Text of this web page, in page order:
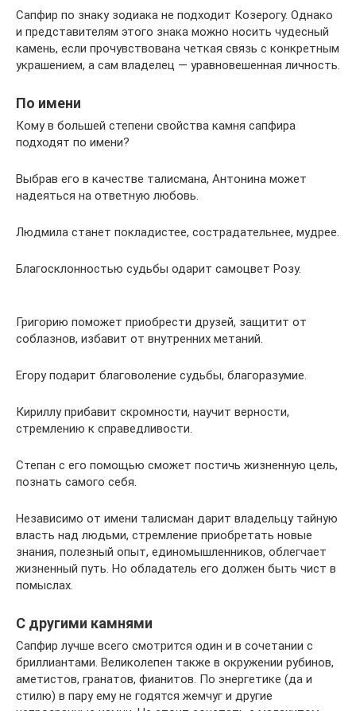
Сапфир по знаку зодиака не подходит Козерогу. Однако
и представителям этого знака можно носить чудесный
камень, если прочувствована четкая связь с конкретным
украшением, а сам владелец — уравновешенная личность.
По имени
Кому в большей степени свойства камня сапфира
подходят по имени?
Выбрав его в качестве талисмана, Антонина может
надеяться на ответную любовь.
Людмила станет покладистее, сострадательнее, мудрее.
Благосклонностью судьбы одарит самоцвет Розу.
Григорию поможет приобрести друзей, защитит от
соблазнов, избавит от внутренних метаний.
Егору подарит благоволение судьбы, благоразумие.
Кириллу прибавит скромности, научит верности,
стремлению к справедливости.
Степан с его помощью сможет постичь жизненную цель,
познать самого себя.
Независимо от имени талисман дарит владельцу тайную
власть над людьми, стремление приобретать новые
знания, полезный опыт, единомышленников, облегчает
жизненный путь. Но обладатель его должен быть чист в
помыслах.
С другими камнями
Сапфир лучше всего смотрится один и в сочетании с
бриллиантами. Великолепен также в окружении рубинов,
аметистов, гранатов, фианитов. По энергетике (да и
стилю) в пару ему не годятся жемчуг и другие